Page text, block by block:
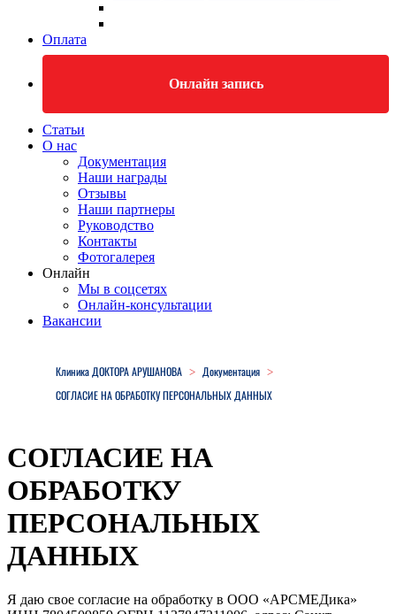
Оплата
Онлайн запись
Статьи
О нас
Документация
Наши награды
Отзывы
Наши партнеры
Руководство
Контакты
Фотогалерея
Онлайн
Мы в соцсетях
Онлайн-консультации
Вакансии
Клиника ДОКТОРА АРУШАНОВА > Документация >
СОГЛАСИЕ НА ОБРАБОТКУ ПЕРСОНАЛЬНЫХ ДАННЫХ
СОГЛАСИЕ НА
ОБРАБОТКУ
ПЕРСОНАЛЬНЫХ
ДАННЫХ
Я даю свое согласие на обработку в ООО «АРСМЕДика»